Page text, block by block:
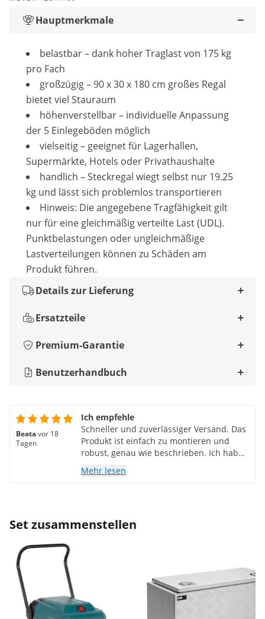
Hauptmerkmale
belastbar – dank hoher Traglast von 175 kg
pro Fach
großzügig – 90 x 30 x 180 cm großes Regal
bietet viel Stauraum
höhenverstellbar – individuelle Anpassung
der 5 Einlegeböden möglich
vielseitig – geeignet für Lagerhallen,
Supermärkte, Hotels oder Privathaushalte
handlich – Steckregal wiegt selbst nur 19.25
kg und lässt sich problemlos transportieren
Hinweis: Die angegebene Tragfähigkeit gilt
nur für eine gleichmäßig verteilte Last (UDL).
Punktbelastungen oder ungleichmäßige
Lastverteilungen können zu Schäden am
Produkt führen.
Details zur Lieferung
Ersatzteile
Premium-Garantie
Benutzerhandbuch
Beatavor 18
Tagen
Ich empfehle
Schneller und zuverlässiger Versand. Das
Produkt ist einfach zu montieren und
robust, genau wie beschrieben. Ich habe
alles erhalten, was ich brauchte. Ich
empfehle den Kauf.
Mehr lesen
Set zusammenstellen